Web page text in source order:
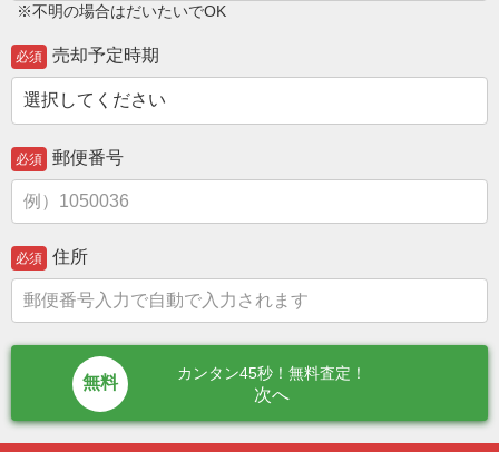
※不明の場合はだいたいでOK
必須 売却予定時期
必須 郵便番号
必須 住所
カンタン45秒！無料査定！
次へ